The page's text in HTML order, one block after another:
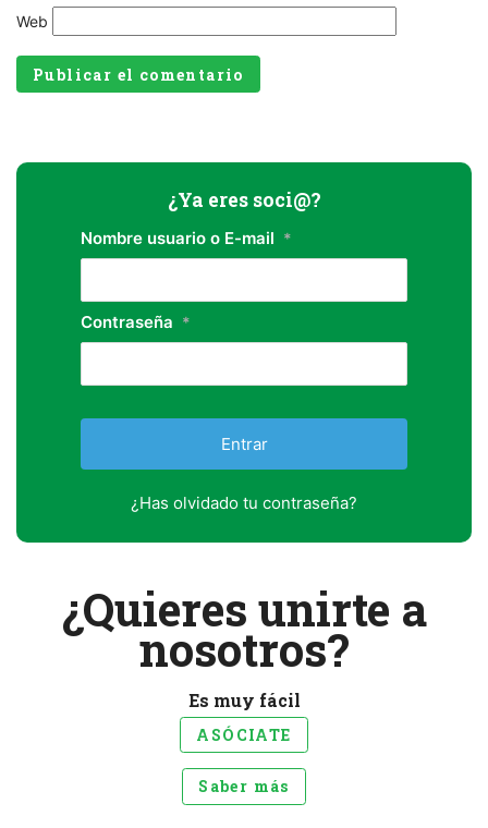
Web
¿Ya eres soci@?
Nombre usuario o E-mail *
Contraseña *
¿Has olvidado tu contraseña?
¿Quieres unirte a
nosotros?
Es muy fácil
ASÓCIATE
Saber más